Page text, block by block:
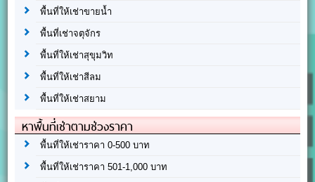
พื้นที่ให้เช่าขายน้ำ
พื้นที่เช่าจตุจักร
พื้นที่ให้เช่าสุขุมวิท
พื้นที่ให้เช่าสีลม
พื้นที่ให้เช่าสยาม
หาพื้นที่เช่าตามช่วงราคา
พื้นที่ให้เช่าราคา 0-500 บาท
พื้นที่ให้เช่าราคา 501-1,000 บาท